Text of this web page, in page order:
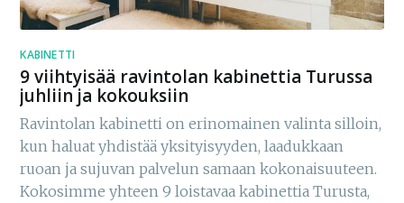
KABINETTI
9 viihtyisää ravintolan kabinettia Turussa
juhliin ja kokouksiin
Ravintolan kabinetti on erinomainen valinta silloin,
kun haluat yhdistää yksityisyyden, laadukkaan
ruoan ja sujuvan palvelun samaan kokonaisuuteen.
Kokosimme yhteen 9 loistavaa kabinettia Turusta,